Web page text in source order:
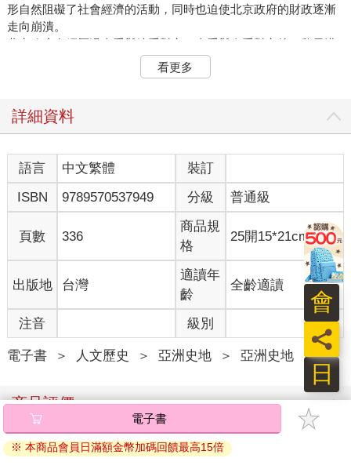
形自然阻礙了社會經濟的活動，同時也迫使北京政府的財政逐漸
走向崩潰。
北京政府在經歷過直系與皖系對立、直系與奉系對立後，黎元洪
重回大總統的位子，一九二二年8月，再度召開舊國會，至此，基
於舊約法的法統被恢復了。再啟的國會宣布「應該體認制憲工作
第十三冊，國家圖書館出版社，二○一○年），展現了讓憲政回到
政政府、公開政府、計面性政府」的政治信條。結果，廣東政府
以維護舊約法為目標的行動陷入僵局，孫文的南方勢力於是再次
走向革命。
而北京政府重建憲政的工作，也一再遭受打擊，重建憲政的工作
可以說是困難重重。因為北京政府想以《天壇憲草》為基礎，再
度展開制憲的行動，但是原本就有很多人對《天壇憲草》感到不
滿，所以對北京政府此次制定憲法的行動採取抵制的態度。於
是，北京政府不得不強行召開憲法會議。然而這種不顧外界看
法，一意孤行的作為，反而擴大了社會對國會制定憲法的不信任
感。
憲政的夭折
北京政府在苦苦尋求重建憲政之時，制憲出現了新的進展。一九
二三年10月，曹錕為了鞏固自己的勢力基礎，接受美國的支援，
以大筆的金錢賄賂國會的議員，就任大總統，並制定了《中華民
國憲法》──為了區別一九四六年制定的《中華民國憲法》，這時
制定的憲法在此稱為《曹錕憲法》──，試圖建立新的法統。
看更多
詳細資料
語言 中文繁體
裝訂
ISBN
9789570537949 分級 普通級
頁數 336
商品規
格
25開15*21cm
出版地 台灣
適讀年
齡
全齡適讀
注音 級別
電子書 ＞ 人文歷史 ＞ 亞洲史地 ＞ 亞洲史地
商品評價
寫評價
電子書
※ 本商品會員日滿額金幣加碼回饋最高15倍
日
員
會